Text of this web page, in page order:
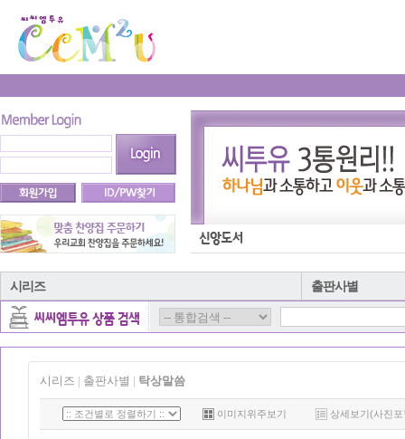
시리즈 출판사별
시리즈 출판사별 탁상말씀
이미지위주보기 상세보기(사진